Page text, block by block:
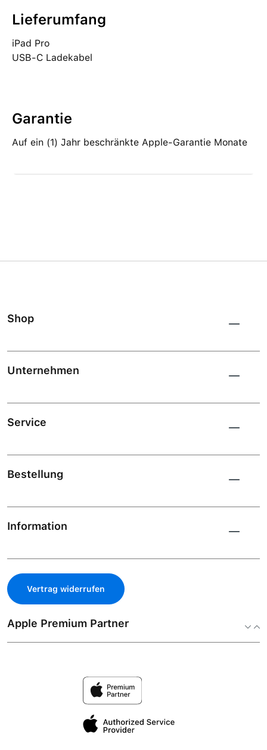
Lieferumfang
iPad Pro
USB‑C Ladekabel
Garantie
Auf ein (1) Jahr beschränkte Apple-Garantie Monate
Shop
Unternehmen
Service
Bestellung
Information
Vertrag widerrufen
Apple Premium Partner